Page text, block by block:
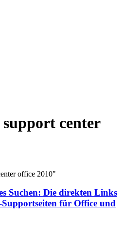
support center
office 2010"
Suchen: Die direkten Links
für Office und